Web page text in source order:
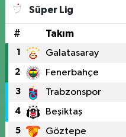
Süper Lig
# Takım
1 Galatasaray
2 Fenerbahçe
3 Trabzonspor
4 Beşiktaş
5 Göztepe